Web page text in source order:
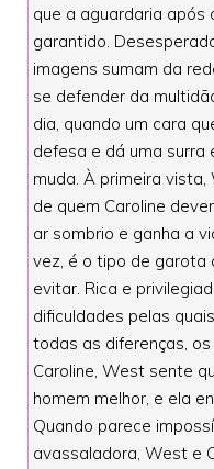
que a aguardaria após
garantido.
imagens sumam da
se defender da
dia, quando um cara
defesa e dá uma surra
muda. À primeira
de quem Caroline
ar sombrio e ganha a
vez, é o tipo de
evitar. Rica e
dificuldades pelas
todas as diferenças,
Caroline, West sente
homem melhor, e ela
Quando parece
avassaladora, West e